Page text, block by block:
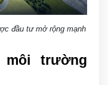
đầu tư mở rộng mạnh
môi trường